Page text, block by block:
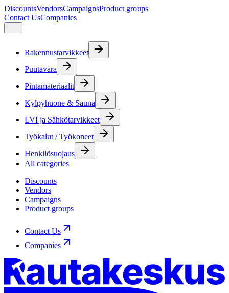
DiscountsVendorsCampaignsProduct groups
Contact UsCompanies
Rakennustarvikkeet
Puutavara
Pintamateriaalit
Kylpyhuone & Sauna
LVI ja Sähkötarvikkeet
Työkalut / Työkoneet
Henkilösuojaus
All categories
Discounts
Vendors
Campaigns
Product groups
Contact Us
Companies